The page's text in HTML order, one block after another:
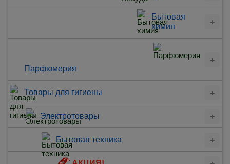
Бытовая
химия
Парфюмерия
Товары для гигиены
Электротовары
Бытовая техника